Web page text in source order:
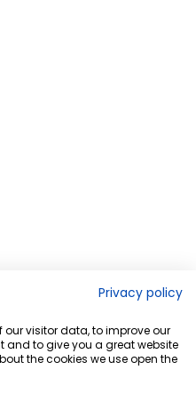
Privacy policy
visitor data, to improve our
and to give you a great website
the cookies we use open the